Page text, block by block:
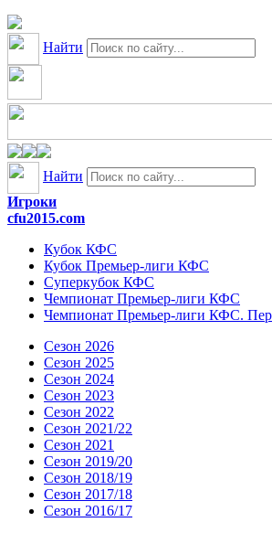
Найти
Найти
Игроки
cfu2015.com
Кубок КФС
Кубок Премьер-лиги КФС
Суперкубок КФС
Чемпионат Премьер-лиги КФС
Чемпионат Премьер-лиги КФС.
Сезон 2026
Сезон 2025
Сезон 2024
Сезон 2023
Сезон 2022
Сезон 2021/22
Сезон 2021
Сезон 2019/20
Сезон 2018/19
Сезон 2017/18
Сезон 2016/17